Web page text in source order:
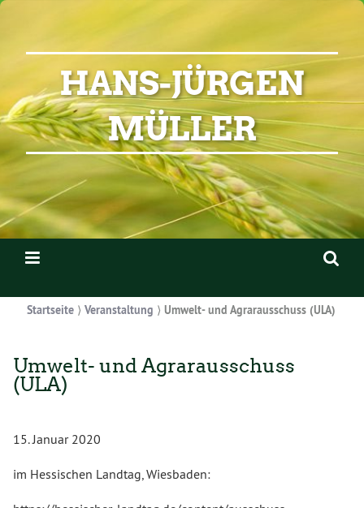
HANS-JÜRGEN
MÜLLER
Startseite ⟩ Veranstaltung ⟩ Umwelt- und Agrarausschuss (ULA)
Umwelt- und Agrarausschuss
(ULA)
15. Januar 2020
im Hessischen Landtag, Wiesbaden: